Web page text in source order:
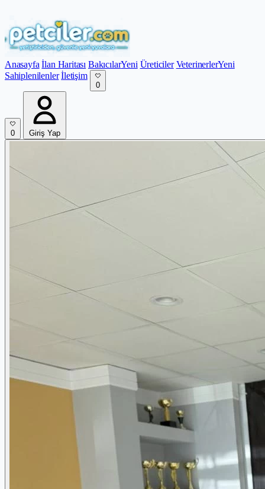
Anasayfa İlan Haritası BakıcılarYeni Üreticiler VeterinerlerYeni
Sahiplenilenler İletişim
0
0 Giriş Yap